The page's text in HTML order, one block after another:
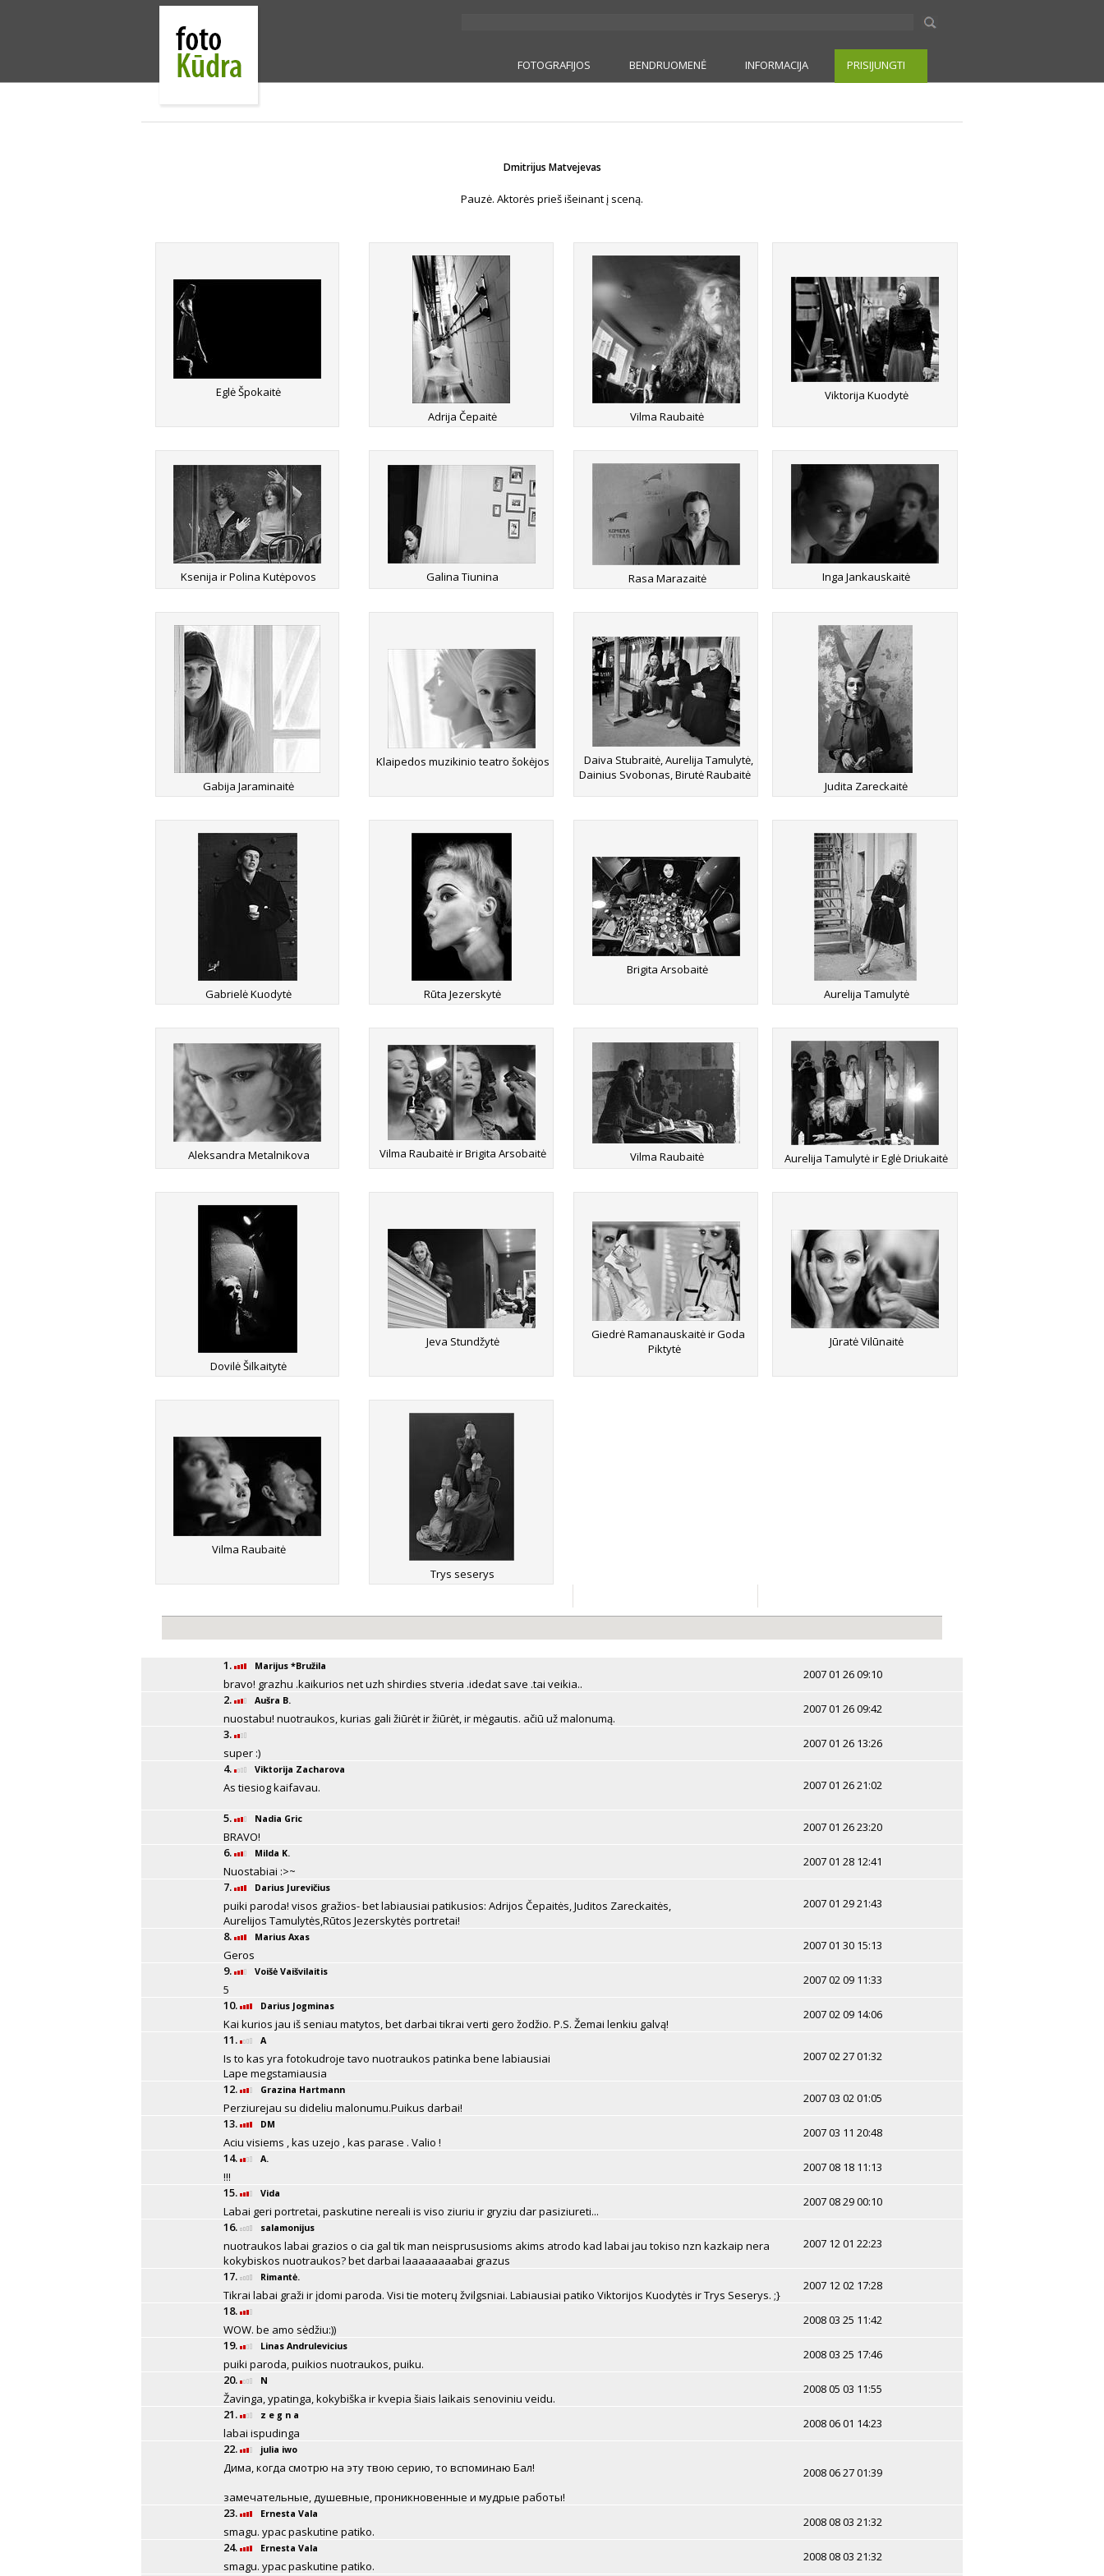
FOTOGRAFIJOS BENDRUOMENĖ INFORMACIJA PRISIJUNGTI
Dmitrijus Matvejevas
Pauzė. Aktorės prieš išeinant į sceną.
Eglė Špokaitė
Adrija Čepaitė
Vilma Raubaitė
Viktorija Kuodytė
Ksenija ir Polina Kutėpovos Galina Tiunina Rasa Marazaitė Inga Jankauskaitė
Gabija Jaraminaitė
Klaipedos muzikinio teatro šokėjos
Daiva Stubraitė, Aurelija Tamulytė,
Dainius Svobonas, Birutė Raubaitė
Judita Zareckaitė
Gabrielė Kuodytė Rūta Jezerskytė
Brigita Arsobaitė
Aurelija Tamulytė
Aleksandra Metalnikova Vilma Raubaitė ir Brigita Arsobaitė Vilma Raubaitė Aurelija Tamulytė ir Eglė Driukaitė
Dovilė Šilkaitytė
Jeva Stundžytė
Giedrė Ramanauskaitė ir Goda
Piktytė
Jūratė Vilūnaitė
Vilma Raubaitė
Trys seserys
1. Marijus *Bružila
bravo! grazhu .kaikurios net uzh shirdies stveria .idedat save .tai veikia..
2007 01 26 09:10
2.
Aušra B.
nuostabu! nuotraukos, kurias gali žiūrėt ir žiūrėt, ir mėgautis. ačiū už malonumą.
2007 01 26 09:42
3.
super :)
2007 01 26 13:26
4.
Viktorija Zacharova
As tiesiog kaifavau. 2007 01 26 21:02
5. Nadia Gric
BRAVO!
2007 01 26 23:20
6.
Milda K.
Nuostabiai :>~
2007 01 28 12:41
7.
Darius Jurevičius
puiki paroda! visos gražios- bet labiausiai patikusios: Adrijos Čepaitės, Juditos Zareckaitės,
Aurelijos Tamulytės,Rūtos Jezerskytės portretai!
2007 01 29 21:43
8. Marius Axas
Geros
2007 01 30 15:13
9.
Voišė Vaišvilaitis
5
2007 02 09 11:33
10.
Darius Jogminas
Kai kurios jau iš seniau matytos, bet darbai tikrai verti gero žodžio. P.S. Žemai lenkiu galvą!
2007 02 09 14:06
11.
A
Is to kas yra fotokudroje tavo nuotraukos patinka bene labiausiai
Lape megstamiausia
2007 02 27 01:32
12. Grazina Hartmann
Perziurejau su dideliu malonumu.Puikus darbai!
2007 03 02 01:05
13.
DM
Aciu visiems , kas uzejo , kas parase . Valio !
2007 03 11 20:48
14.
A.
!!!
2007 08 18 11:13
15.
Vida
Labai geri portretai, paskutine nereali is viso ziuriu ir gryziu dar pasiziureti...
2007 08 29 00:10
16.
salamonijus
nuotraukos labai grazios o cia gal tik man neisprususioms akims atrodo kad labai jau tokiso nzn kazkaip nera
kokybiskos nuotraukos? bet darbai laaaaaaaabai grazus
2007 12 01 22:23
17. Rimantė.
Tikrai labai graži ir įdomi paroda. Visi tie moterų žvilgsniai. Labiausiai patiko Viktorijos Kuodytės ir Trys Seserys. ;}
2007 12 02 17:28
18.
WOW. be amo sėdžiu:))
2008 03 25 11:42
19.
Linas Andrulevicius
puiki paroda, puikios nuotraukos, puiku.
2008 03 25 17:46
20.
N
Žavinga, ypatinga, kokybiška ir kvepia šiais laikais senoviniu veidu.
2008 05 03 11:55
21.
z e g n a
labai ispudinga
2008 06 01 14:23
22.
julia iwo
Дима, когда смотрю на эту твою серию, то вспоминаю Бал!
замечательные, душевные, проникновенные и мудрые работы!
2008 06 27 01:39
23. Ernesta Vala
smagu. ypac paskutine patiko.
2008 08 03 21:32
24.
Ernesta Vala
smagu. ypac paskutine patiko.
2008 08 03 21:32